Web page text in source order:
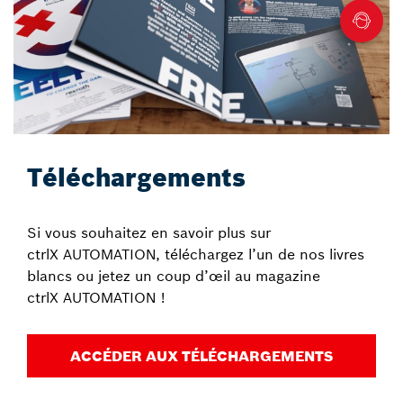
Téléchargements
Si vous souhaitez en savoir plus sur
ctrlX AUTOMATION, téléchargez l’un de nos livres
blancs ou jetez un coup d’œil au magazine
ctrlX AUTOMATION !
ACCÉDER AUX TÉLÉCHARGEMENTS